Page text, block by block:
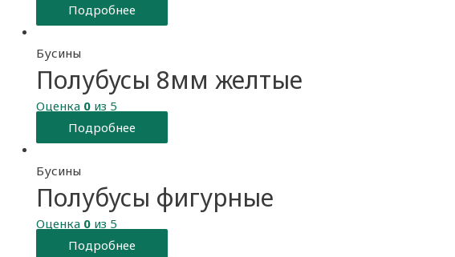
Подробнее
Бусины
Полубусы 8мм желтые
Оценка 0 из 5
Подробнее
Бусины
Полубусы фигурные
Оценка 0 из 5
Подробнее